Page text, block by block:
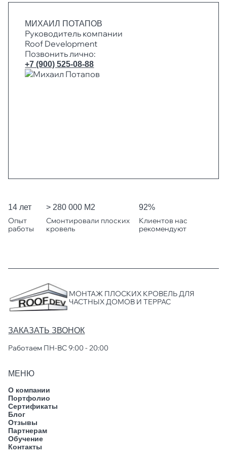
МИХАИЛ ПОТАПОВ
Руководитель компании
Roof Development
Позвонить лично:
+7 (900) 525-08-88
14 лет
Опыт
работы
> 280 000 М2
Смонтировали плоских
кровель
92%
Клиентов нас
рекомендуют
МОНТАЖ ПЛОСКИХ КРОВЕЛЬ ДЛЯ
ЧАСТНЫХ ДОМОВ И ТЕРРАС
ЗАКАЗАТЬ ЗВОНОК
Работаем ПН-ВС 9:00 - 20:00
МЕНЮ
О компании
Портфолио
Сертификаты
Блог
Отзывы
Партнерам
Обучение
Контакты